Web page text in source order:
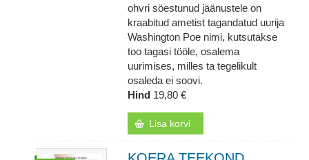
ohvri söestunud jäänustele on
kraabitud ametist tagandatud uurija
Washington Poe nimi, kutsutakse
too tagasi tööle, osalema
uurimises, milles ta tegelikult
osaleda ei soovi.
Hind 19,80 €
Lisa korvi